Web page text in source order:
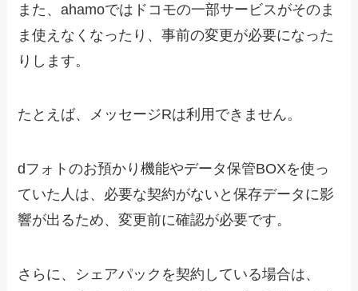
また、ahamoではドコモの一部サービスがそのま
ま使えなくなったり、事前の変更が必要になった
りします。
たとえば、メッセージRは利用できません。
dフォトのお預かり機能やデータ保管BOXを使っ
ていた人は、必要な契約がないと保存データに影
響が出るため、変更前に確認が必要です。
さらに、シェアパックを契約している場合は、